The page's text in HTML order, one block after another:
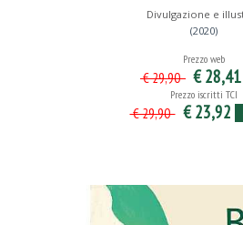
Divulgazione e
(2020)
Prezzo web
€ 29,90 € 28,41
Prezzo iscritti TCI
€ 29,90 € 23,92